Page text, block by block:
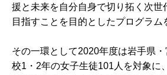
援と未来を自分自身で切り拓く次世
目指すことを目的としたプログラム
その一環として2020年度は岩手県
校1・2年の女子生徒101人を対象に